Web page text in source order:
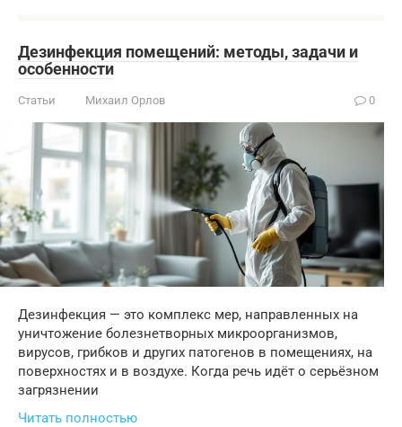
Дезинфекция помещений: методы, задачи и
особенности
Статьи Михаил Орлов 0
Дезинфекция — это комплекс мер, направленных на
уничтожение болезнетворных микроорганизмов,
вирусов, грибков и других патогенов в помещениях, на
поверхностях и в воздухе. Когда речь идёт о серьёзном
загрязнении
Читать полностью